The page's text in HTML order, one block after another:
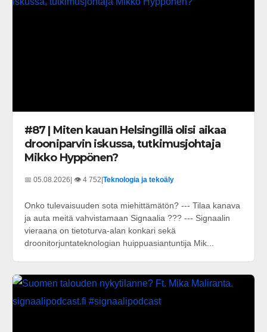
#87 | Miten kauan Helsingillä olisi aikaa
drooniparvin iskussa, tutkimusjohtaja
Mikko Hyppönen?
📅 05.08.2026| 👁️ 4 752|Teknologia ja tekoäly
Onko tulevaisuuden sota miehittämätön? --- Tilaa kanava
ja auta meitä vahvistamaan Signaalia ??? --- Signaalin
vieraana on tietoturva-alan konkari sekä
droonitorjuntateknologian huippuasiantuntija Mik...